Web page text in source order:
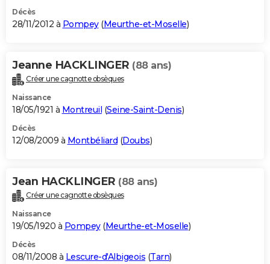
Décès
28/11/2012 à Pompey(Meurthe-et-Moselle)
Jeanne HACKLINGER (88 ans)
Créer une cagnotte obsèques
Naissance
18/05/1921 à Montreuil (Seine-Saint-Denis)
Décès
12/08/2009 à Montbéliard (Doubs)
Jean HACKLINGER (88 ans)
Créer une cagnotte obsèques
Naissance
19/05/1920 à Pompey(Meurthe-et-Moselle)
Décès
08/11/2008 à Lescure-d'Albigeois (Tarn)